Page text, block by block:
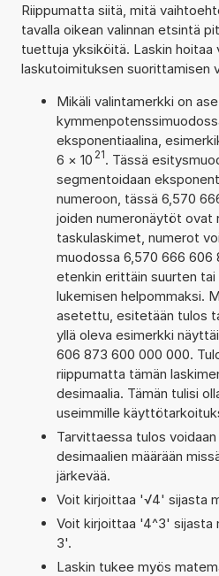
Riippumatta siitä, mitä
tavalla oikean valinnan etsintä
tuettuja yksiköitä. Laskin hoitaa
laskutoimituksen suorittamisen
Mikäli valintamerkki on
eksponentiaalina,
6 × 10 21. Tässä
segmentoidaan
numeroon, tässä 6,570
joiden numeronäytöt ovat
taskulaskimet, numerot
muodossa 6,570 666 606
etenkin erittäin suurten
lukemisen helpommaksi.
asetettu, esitetään tulos
yllä oleva esimerkki
606 873 600 000 000.
riippumatta tämän
desimaalia. Tämän tulisi
useimmille
Tarvittaessa tulos
desimaalien määrään
järkevää.
Voit kirjoittaa '√4' sijasta
Voit kirjoittaa '4^3'
3'.
Laskin tukee myös